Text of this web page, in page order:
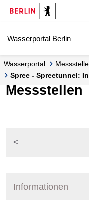
Springe zur Navigation
Springe zum Inhalt
Wasserportal Berlin
Wasserportal
Messstelle
Spree - Spreetunnel:
Messstellen
Informationen